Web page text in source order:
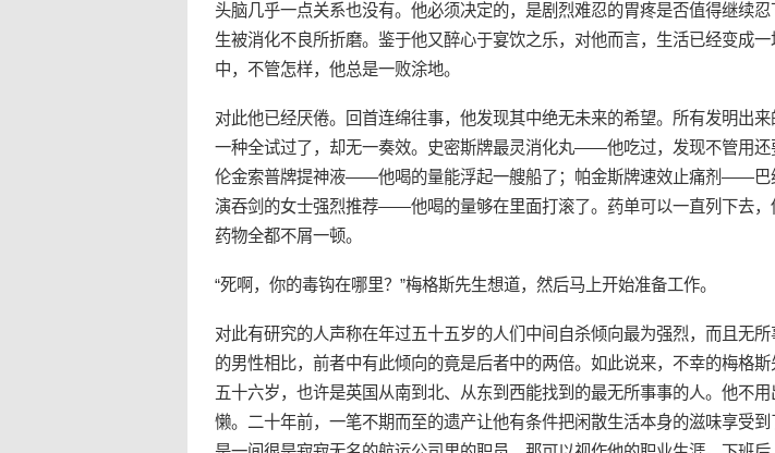
头脑几乎一点关系也没有。他必须决定的，是剧烈难忍的胃疼是否值得继续
生被消化不良所折磨。鉴于他又醉心于宴饮之乐，对他而言，生活已经变成
中，不管怎样，他总是一败涂地。
对此他已经厌倦。回首连绵往事，他发现其中绝无未来的希望。所有发明出
一种全试过了，却无一奏效。史密斯牌最灵消化丸——他吃过，发现不管用还
伦金索普牌提神液——他喝的量能浮起一艘船了；帕金斯牌速效止痛剂——巴
演吞剑的女士强烈推荐——他喝的量够在里面打滚了。药单可以一直列下去，
药物全都不屑一顿。
“死啊，你的毒钩在哪里？”梅格斯先生想道，然后马上开始准备工作。
对此有研究的人声称在年过五十五岁的人们中间自杀倾向最为强烈，而且无
的男性相比，前者中有此倾向的竟是后者中的两倍。如此说来，不幸的梅格
五十六岁，也许是英国 从南到北、从东到西能找到的最无所事事的人。他不
懒。二十年前，一笔不期而至的遗产让他有条件把闲散生活本身的滋味享受